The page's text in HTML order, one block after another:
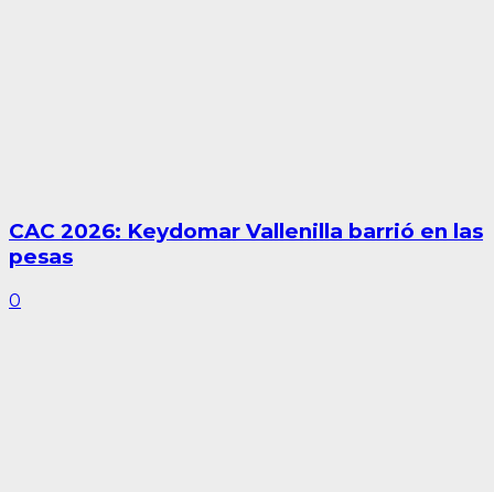
CAC 2026: Keydomar Vallenilla barrió en las
pesas
0